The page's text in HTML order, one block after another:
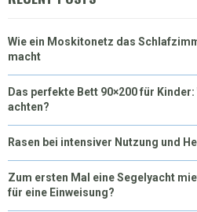
Wie ein Moskitonetz das
macht
Das perfekte Bett 90×200 für
achten?
Rasen bei intensiver Nutzung und
Zum ersten Mal eine Segelyacht
für eine Einweisung?